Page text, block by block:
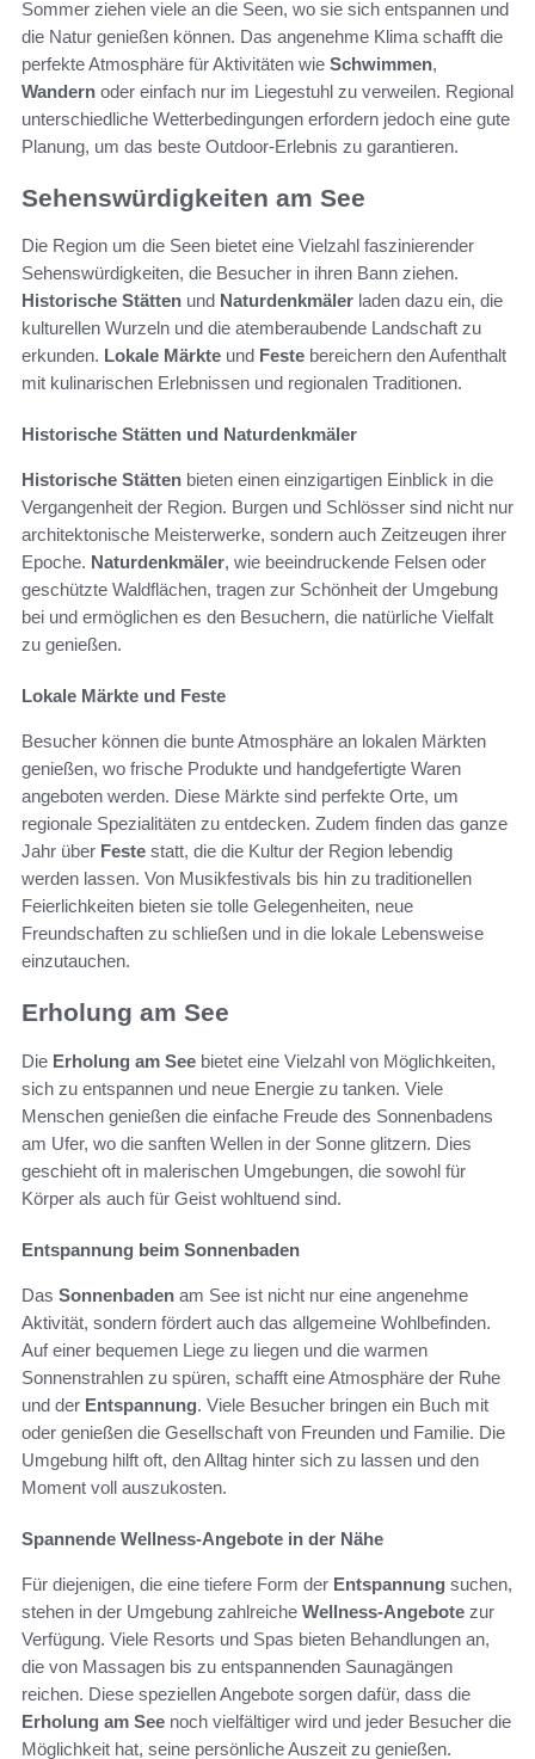
Sommer ziehen viele an die Seen, wo sie sich entspannen und
die Natur genießen können. Das angenehme Klima schafft die
perfekte Atmosphäre für Aktivitäten wie Schwimmen,
Wandern oder einfach nur im Liegestuhl zu verweilen. Regional
unterschiedliche Wetterbedingungen erfordern jedoch eine gute
Planung, um das beste Outdoor-Erlebnis zu garantieren.
Sehenswürdigkeiten am See
Die Region um die Seen bietet eine Vielzahl faszinierender
Sehenswürdigkeiten, die Besucher in ihren Bann ziehen.
Historische Stätten und Naturdenkmäler laden dazu ein, die
kulturellen Wurzeln und die atemberaubende Landschaft zu
erkunden. Lokale Märkte und Feste bereichern den Aufenthalt
mit kulinarischen Erlebnissen und regionalen Traditionen.
Historische Stätten und Naturdenkmäler
Historische Stätten bieten einen einzigartigen Einblick in die
Vergangenheit der Region. Burgen und Schlösser sind nicht nur
architektonische Meisterwerke, sondern auch Zeitzeugen ihrer
Epoche. Naturdenkmäler, wie beeindruckende Felsen oder
geschützte Waldflächen, tragen zur Schönheit der Umgebung
bei und ermöglichen es den Besuchern, die natürliche Vielfalt
zu genießen.
Lokale Märkte und Feste
Besucher können die bunte Atmosphäre an lokalen Märkten
genießen, wo frische Produkte und handgefertigte Waren
angeboten werden. Diese Märkte sind perfekte Orte, um
regionale Spezialitäten zu entdecken. Zudem finden das ganze
Jahr über Feste statt, die die Kultur der Region lebendig
werden lassen. Von Musikfestivals bis hin zu traditionellen
Feierlichkeiten bieten sie tolle Gelegenheiten, neue
Freundschaften zu schließen und in die lokale Lebensweise
einzutauchen.
Erholung am See
Die Erholung am See bietet eine Vielzahl von Möglichkeiten,
sich zu entspannen und neue Energie zu tanken. Viele
Menschen genießen die einfache Freude des Sonnenbadens
am Ufer, wo die sanften Wellen in der Sonne glitzern. Dies
geschieht oft in malerischen Umgebungen, die sowohl für
Körper als auch für Geist wohltuend sind.
Entspannung beim Sonnenbaden
Das Sonnenbaden am See ist nicht nur eine angenehme
Aktivität, sondern fördert auch das allgemeine Wohlbefinden.
Auf einer bequemen Liege zu liegen und die warmen
Sonnenstrahlen zu spüren, schafft eine Atmosphäre der Ruhe
und der Entspannung. Viele Besucher bringen ein Buch mit
oder genießen die Gesellschaft von Freunden und Familie. Die
Umgebung hilft oft, den Alltag hinter sich zu lassen und den
Moment voll auszukosten.
Spannende Wellness-Angebote in der Nähe
Für diejenigen, die eine tiefere Form der Entspannung suchen,
stehen in der Umgebung zahlreiche Wellness-Angebote zur
Verfügung. Viele Resorts und Spas bieten Behandlungen an,
die von Massagen bis zu entspannenden Saunagängen
reichen. Diese speziellen Angebote sorgen dafür, dass die
Erholung am See noch vielfältiger wird und jeder Besucher die
Möglichkeit hat, seine persönliche Auszeit zu genießen.